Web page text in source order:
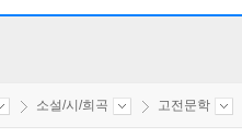
소설/시/희곡 고전문학